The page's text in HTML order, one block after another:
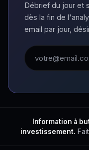
Débrief du jour et
dès la fin de
email par jour,
Adresse email
Information à
investissement.